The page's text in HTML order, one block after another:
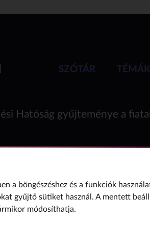
SZÓTÁR TÉMÁK
Hatóság gyűjteménye a
a böngészéshez és a funkciók
gyűjtő sütiket használ. A mentett
módosíthatja.